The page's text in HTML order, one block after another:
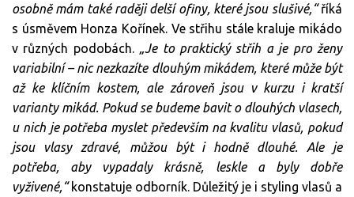
osobně mám také raději delší ofiny, které jsou slušivé,“říká
s úsměvem Honza Kořínek. Ve střihu stále kraluje mikádo
v různých podobách. „Je to praktický střih a je pro ženy
variabilní – nic nezkazíte dlouhým mikádem, které může být
až ke klíčním kostem, ale zároveň jsou v kurzu i kratší
varianty mikád. Pokud se budeme bavit o dlouhých vlasech,
u nich je potřeba myslet především na kvalitu vlasů, pokud
jsou vlasy zdravé, můžou být i hodně dlouhé. Ale je
potřeba, aby vypadaly krásně, leskle a byly dobře
vyživené,“konstatuje odborník. Důležitý je i styling vlasů a